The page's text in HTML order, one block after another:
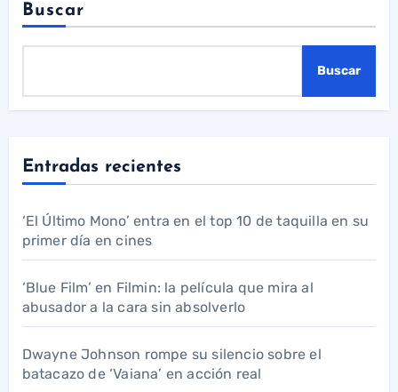
Buscar
Buscar
Entradas recientes
‘El Último Mono’ entra en el top 10 de taquilla en su
primer día en cines
‘Blue Film’ en Filmin: la película que mira al
abusador a la cara sin absolverlo
Dwayne Johnson rompe su silencio sobre el
batacazo de ‘Vaiana’ en acción real